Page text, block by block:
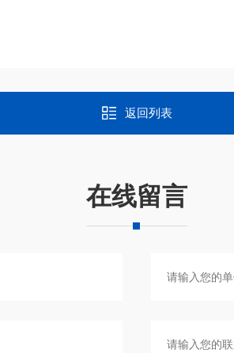
返回列表
在线留言